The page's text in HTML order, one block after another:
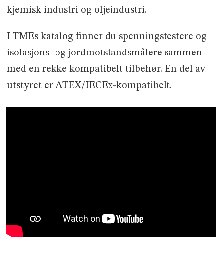
kjemisk industri og oljeindustri.
I TMEs katalog finner du spenningstestere og
isolasjons- og jordmotstandsmålere sammen
med en rekke kompatibelt tilbehør. En del av
utstyret er ATEX/IECEx-kompatibelt.